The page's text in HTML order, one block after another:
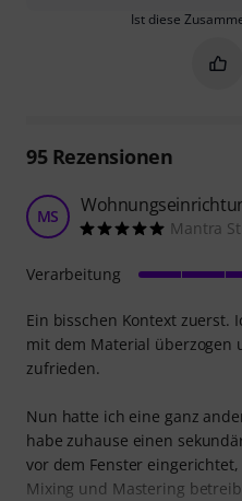
Ist diese
95Rezensionen
MS
Mantra
Ein bisschen Kontext zuerst.
mit dem Material überzogen
zufrieden.
Nun hatte ich eine ganz
habe zuhause einen
vor dem Fenster
Mixing und Mastering
Verarbeitung